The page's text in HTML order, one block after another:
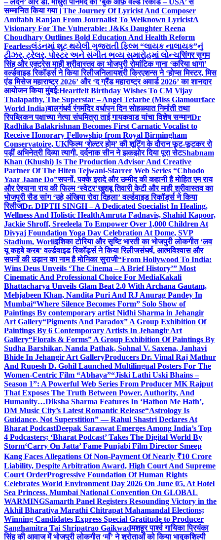
– लंदन’ और डॉ. माधुरी पानमंद को ‘बुक ऑफ़ वर्ल्ड रिकॉर्ड – USA’ से
सम्मानित किया गया।The Journey Of Lyricist And Composer
Amitabh Ranjan From Journalist To Welknown LyricistA
Visionary For The Vulnerable: J&Ks Daughter Reena
Choudhary Outlines Bold Education And Health Reform
Fearlessલંડનમાં શૂટ થયેલી ગુજરાતી ફિલ્મ “લાયક નાલાયક”નું
ટીઝર, ટ્રેલર, પોસ્ટર અને સંગીત ભવ્ય સમારોહમાં લોન્ચसिंगर सुगम
सिंह और एक्ट्रेस माही श्रीवास्तव का भोजपुरी रोमांटिक गाना ‘करिया धागा’
वर्ल्डवाइड रिकॉर्ड्स ने किया रिलीजनिलायश्री क्रिएशन्स ने ‘होप्स मिस्टर, मिस
एंड मिसेज महाराष्ट्र 2026’ और ‘द ग्रैंड महाराष्ट्र अवार्ड 2026’ का शानदार
आयोजन किया मुंबई:Heartfelt Birthday Wishes To CM Vijay
Thalapathy, The Superstar – Angel Tetarbe (Miss Glamourface
World India)बालगंधर्व रंगमंदिर वर्धापन दिन सोहळ्यात निर्माती तथा
रिपब्लिकन पक्षाच्या नेत्या संघमित्रा ताई गायकवाड यांचा विशेष सन्मानDr
Radhika Balakrishnan Becomes First Carnatic Vocalist to
Receive Honorary Fellowship from Royal Birmingham
Conservatoire, UKफिल्म ‘शेल्टर होम’ की शूटिंग के दौरान फूट-फूटकर रो
पड़ीं अभिनेत्री दिव्या त्यागी, दर्दनाक सीन ने झकझोर दिया पूरा सेटShabnam
Khan (Khushi) Is The Production Advisor And Creative
Partner Of The Hiten Tejwani-Starrer Web Series “Chhodo
Yaar Jaane Do”सपनों, पक्के इरादे और उम्मीद की कहानी है मोहित एम राय
और ऐश्याना राय की फिल्म ‘स्वेटर’खुशबू तिवारी केटी और माही श्रीवास्तव का
भोजपुरी सैड सांग ‘उहे अंखिया रोवा दिहला’ वर्ल्डवाइड रिकॉर्ड्स ने किया
रिलीजDr. DIPTII SINGH – A Dedicated Specialist In Healing,
Wellness And Holistic HealthAmruta Fadnavis, Shahid Kapoor,
Jackie Shroff, Sreeleela To Empower Over 1,000 Children At
Divyaj Foundation Yoga Day Celebration At Dome, SVP
Stadium, Worliइशिका टोरिया और सृष्टि भारती का भोजपुरी लोकगीत ‘लव
यू कहबे करब’ वर्ल्डवाइड रिकॉर्ड्स ने किया रिलीजसंघर्ष, आत्मविश्वास और
सपनों की उड़ान का नाम है मोनिका सुराजी“From Hollywood To India:
Wins Deus Unveils ‘The Cinema – A Brief History’” Most
Cinematic And Professional Choice For MediaKakali
Bhattacharya Unveils Glam Beat 2.0 With Archana Gautam,
Mehjabeen Khan, Nandita Puri And RJ Anurag Pandey In
Mumbai“Where Silence Becomes Form” Solo Show of
Paintings By contemporary artist Nidhi Sharma in Jehangir
Art Gallery“Pigments And Paradox” A Group Exhibition Of
Paintings By 6 Contemporary Artists In Jehangir Art
Gallery“Florals & Forms” A Group Exhibition Of Paintings By
Sudha Barshikar, Nanda Pathak, Sohnal V. Saxena, Janhavi
Bhide In Jehangir Art GalleryProducers Dr. Vimal Raj Mathur
And Rupesh D. Gohil Launched Multilingual Posters For The
Women-Centric Film “Abhaya”“Jiski Lathi Uski Bhains –
Season 1”: A Powerful Web Series From Producer MK Rajput
That Exposes The Truth Between Power, Authority, And
Humanity…Diksha Sharma Features In ‘Hathon Me Hath’,
DM Music City’s Latest Romantic Release“Astrology Is
Guidance, Not Superstition” — Rahul Shastri Declares At
Bharat PodcastDeepak Saraswat Emerges Among India’s Top
4 Podcasters; ‘Bharat Podcast’ Takes The Digital World By
Storm‘Carry On Jatta’ Fame Punjabi Film Director Smeep
Kang Faces Allegations Of Non-Payment Of Nearly ₹10 Crore
Liability, Despite Arbitration Award, High Court And Supreme
Court OrderProgressive Foundation Of Human Rights
Celebrates World Environment Day 2026 On June 05, At Hotel
Sea Princess, Mumbai National Convention On GLOBAL
WARMINGSamarth Panel Registers Resounding Victory in the
Akhil Bharatiya Marathi Chitrapat Mahamandal Elections;
Winning Candidates Express Special Gratitude to Producer
Sanghamitra Tai Shripatrao Gaikwadमशहूर पार्श्व गायिका प्रियंका
सिंह की आवाज में भोजपुरी लोकगीत ‘माँ’ ने श्रोताओं को किया भावुकशिल्पी